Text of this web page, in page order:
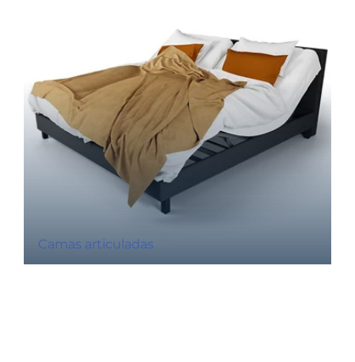
Camas articuladas